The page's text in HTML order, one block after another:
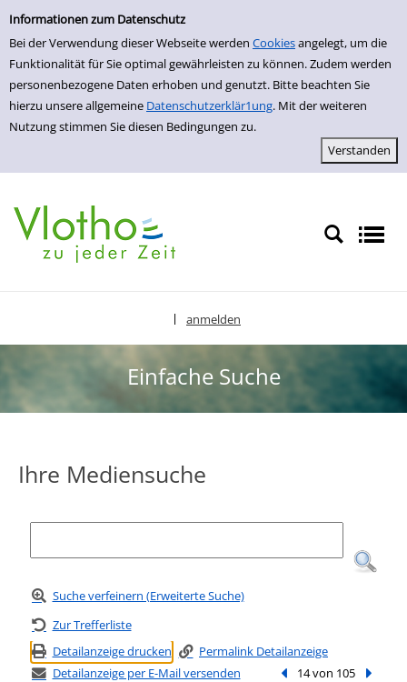
Einfache Suche
Informationen zum Datenschutz
Bei der Verwendung dieser Webseite werden Cookiesangelegt, um die
Funktionalität für Sie optimal gewährleisten zu können. Zudem werden
personenbezogene Daten erhoben und genutzt. Bitte beachten Sie
hierzu unsere allgemeine Datenschutzerklär1ung. Mit der weiteren
Nutzung stimmen Sie diesen Bedingungen zu.
zur Navigation springen
zum Inhalt springen
Zur Detailanzeige springen
anmelden
Einfache Suche
Ihre Mediensuche
Suche verfeinern (Erweiterte Suche)
Zur Trefferliste
Detailanzeige drucken
Permalink Detailanzeige
Detailanzeige per E-Mail versenden
Vorheriger Treffer
14 von 105